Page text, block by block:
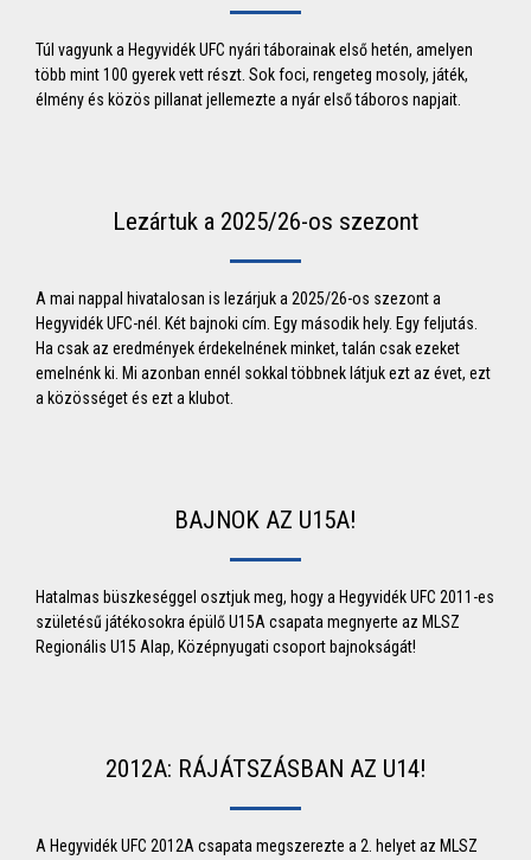
Túl vagyunk a Hegyvidék UFC nyári táborainak első hetén, amelyen
több mint 100 gyerek vett részt. Sok foci, rengeteg mosoly, játék,
élmény és közös pillanat jellemezte a nyár első táboros napjait.
Lezártuk a 2025/26-os szezont
A mai nappal hivatalosan is lezárjuk a 2025/26-os szezont a
Hegyvidék UFC-nél. Két bajnoki cím. Egy második hely. Egy feljutás.
Ha csak az eredmények érdekelnének minket, talán csak ezeket
emelnénk ki. Mi azonban ennél sokkal többnek látjuk ezt az évet, ezt
a közösséget és ezt a klubot.
BAJNOK AZ U15A!
Hatalmas büszkeséggel osztjuk meg, hogy a Hegyvidék UFC 2011-es
születésű játékosokra épülő U15A csapata megnyerte az MLSZ
Regionális U15 Alap, Középnyugati csoport bajnokságát!
2012A: RÁJÁTSZÁSBAN AZ U14!
A Hegyvidék UFC 2012A csapata megszerezte a 2. helyet az MLSZ